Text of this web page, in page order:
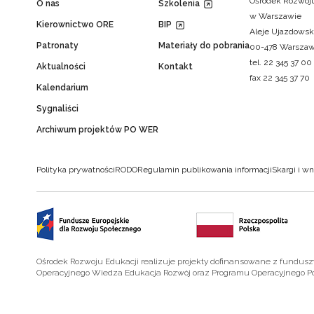
O nas
Kierownictwo ORE
Patronaty
Aktualności
Kalendarium
Sygnaliści
Archiwum projektów PO WER
Szkolenia
BIP
Materiały do pobrania
Kontakt
w Warszawie
Aleje
00-478
tel. 22 345 37 00
fax 22 345 37 70
Polityka prywatnościRODORegulamin publikowania informacjiSkargi i
Ośrodek Rozwoju Edukacji realizuje projekty dofinansowane z
Operacyjnego Wiedza Edukacja Rozwój oraz Programu Operacyjnego